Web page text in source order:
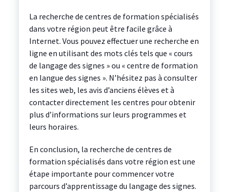
La recherche de centres de formation spécialisés
dans votre région peut être facile grâce à
Internet. Vous pouvez effectuer une recherche en
ligne en utilisant des mots clés tels que « cours
de langage des signes » ou « centre de formation
en langue des signes ». N’hésitez pas à consulter
les sites web, les avis d’anciens élèves et à
contacter directement les centres pour obtenir
plus d’informations sur leurs programmes et
leurs horaires.
En conclusion, la recherche de centres de
formation spécialisés dans votre région est une
étape importante pour commencer votre
parcours d’apprentissage du langage des signes.